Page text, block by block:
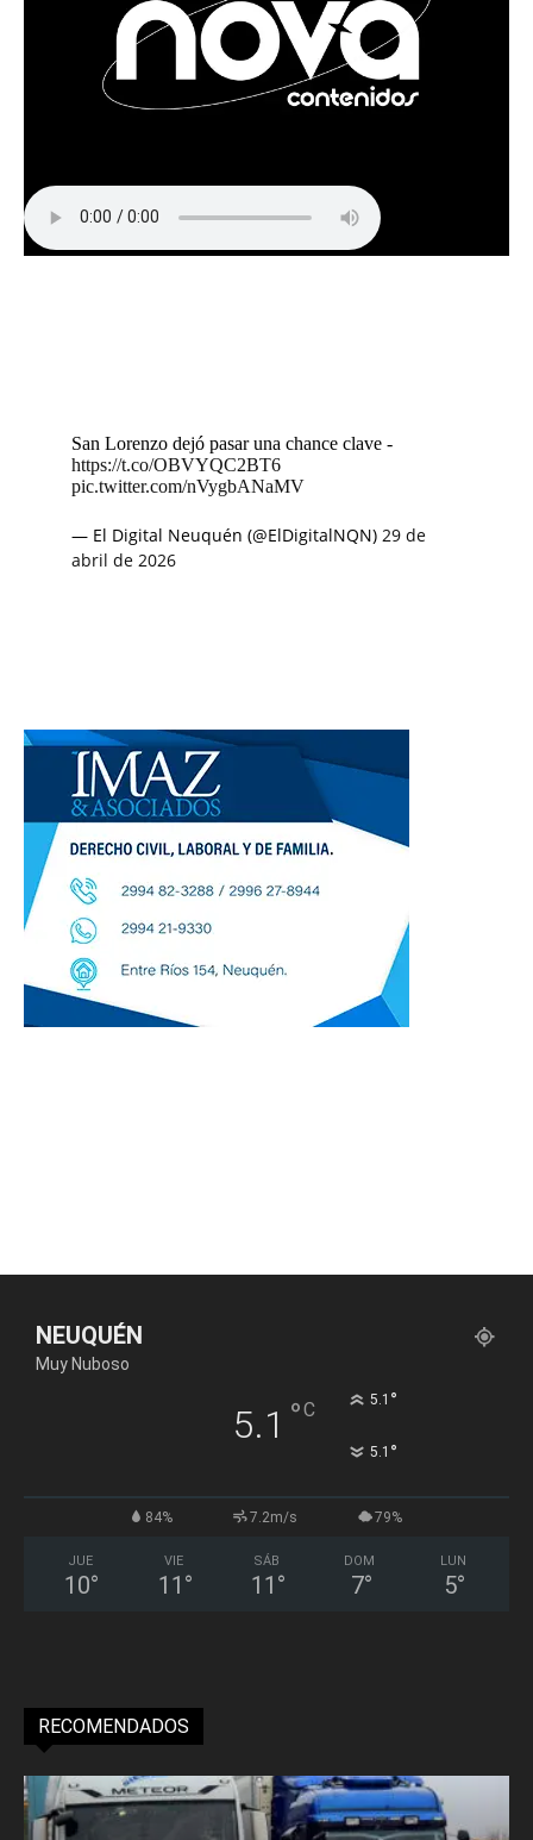
San Lorenzo dejó pasar una chance clave -
https://t.co/OBVYQC2BT6
pic.twitter.com/nVygbANaMV
— El Digital Neuquén (@ElDigitalNQN) 29 de
abril de 2026
NEUQUÉN
Muy Nuboso
5.1 °C 5.1 °
5.1 °
84% 7.2m/s 79%
JUE
10°
VIE
11 °
SÁB
11 °
DOM
7°
LUN
5°
RECOMENDADOS